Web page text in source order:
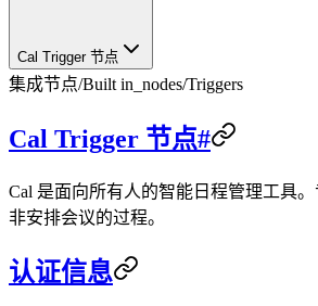
Cal Trigger 节点
集成节点/Built in_nodes/Triggers
Cal Trigger 节点#
Cal 是面向所有人的智能日程管理工具
非安排会议的过程。
认证信息